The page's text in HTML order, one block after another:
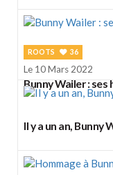
ROOTS 36
Le 10 Mars 2022
Bunny Wailer :
Il y a un an,